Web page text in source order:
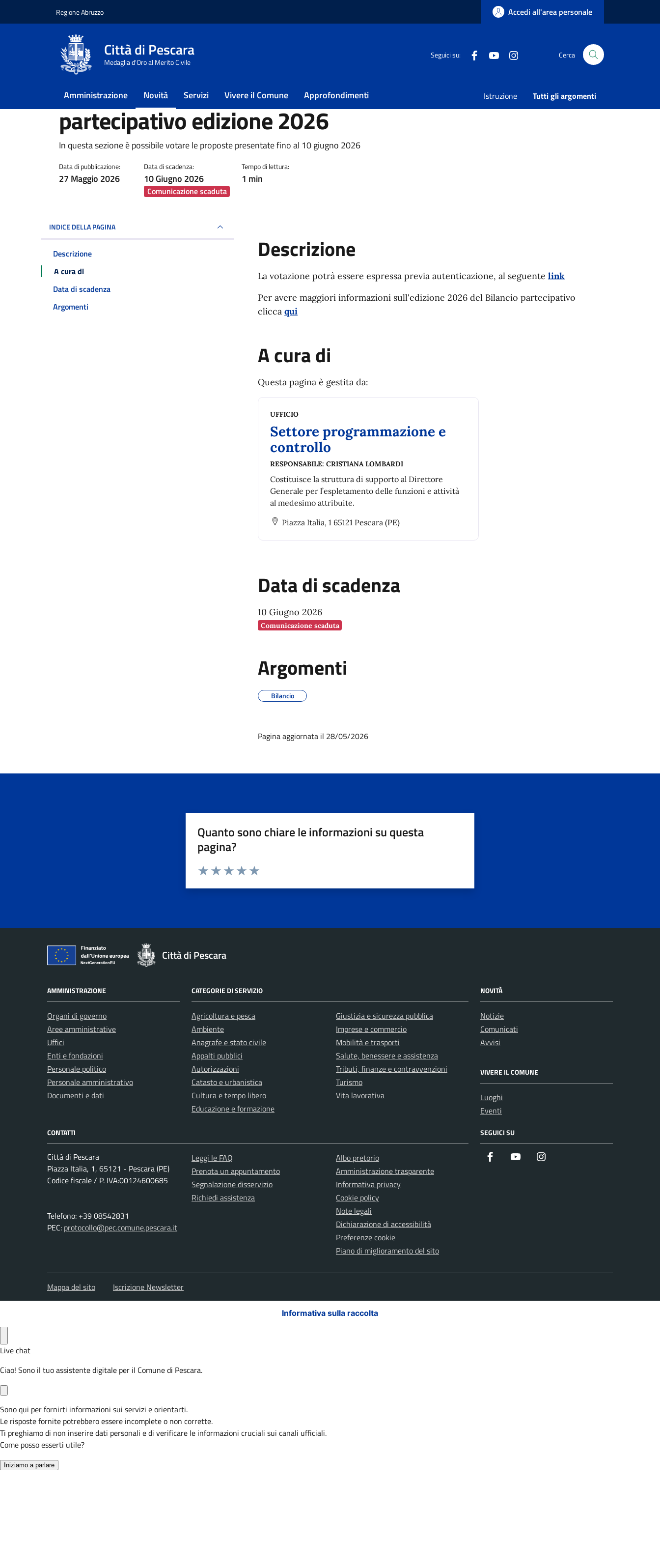
Regione Abruzzo Accedi all'area personale
Città di Pescara
Medaglia d'Oro al Merito Civile
Seguici su: FacebookYoutube Cerca
Amministrazione Novità Servizi Vivere il Comune Approfondimenti Istruzione Tutti gli argomenti
Home / Novità / Notizie / Votazione proposte di Bilancio partecipativo edizione 2026
Votazione proposte di Bilancio
partecipativo edizione 2026
Dettagli della notizia
In questa sezione è possibile votare le proposte presentate fino al 10 giugno 2026
Data di pubblicazione:
27 Maggio 2026
Data di scadenza:
10 Giugno 2026
Comunicazione scaduta
Tempo di lettura:
1 min
INDICE DELLA PAGINA
Descrizione
A cura di
Data di scadenza
Argomenti
Descrizione
La votazione potrà essere espressa previa autenticazione, al seguente link
Per avere maggiori informazioni sull'edizione 2026 del Bilancio partecipativo
clicca qui
A cura di
Questa pagina è gestita da:
UFFICIO
Settore programmazione e
controllo
RESPONSABILE: CRISTIANA LOMBARDI
Costituisce la struttura di supporto al Direttore
Generale per l’espletamento delle funzioni e attività
al medesimo attribuite.
Piazza Italia, 1 65121 Pescara (PE)
Data di scadenza
10 Giugno 2026
Comunicazione scaduta
Argomenti
Bilancio
Pagina aggiornata il 28/05/2026
Quanto sono chiare le informazioni su questa
pagina?
Città di Pescara
AMMINISTRAZIONE
Organi di governo
Aree amministrative
Uffici
Enti e fondazioni
Personale politico
Personale amministrativo
Documenti e dati
CATEGORIE DI SERVIZIO
Agricoltura e pesca
Ambiente
Anagrafe e stato civile
Appalti pubblici
Autorizzazioni
Catasto e urbanistica
Cultura e tempo libero
Educazione e formazione
Giustizia e sicurezza pubblica
Imprese e commercio
Mobilità e trasporti
Salute, benessere e assistenza
Tributi, finanze e contravvenzioni
Turismo
Vita lavorativa
NOVITÀ
Notizie
Comunicati
Avvisi
VIVERE IL COMUNE
Luoghi
Eventi
CONTATTI
Città di Pescara
Piazza Italia, 1, 65121 - Pescara (PE)
Codice fiscale / P. IVA:00124600685
Telefono: +39 08542831
PEC: protocollo@pec.comune.pescara.it
Leggi le FAQ
Prenota un appuntamento
Segnalazione disservizio
Richiedi assistenza
Albo pretorio
Amministrazione trasparente
Informativa privacy
Cookie policy
Note legali
Dichiarazione di accessibilità
Preferenze cookie
Piano di miglioramento del sito
SEGUICI SU
Facebook Youtube
Mappa del sito Iscrizione Newsletter
Informativa sulla raccolta